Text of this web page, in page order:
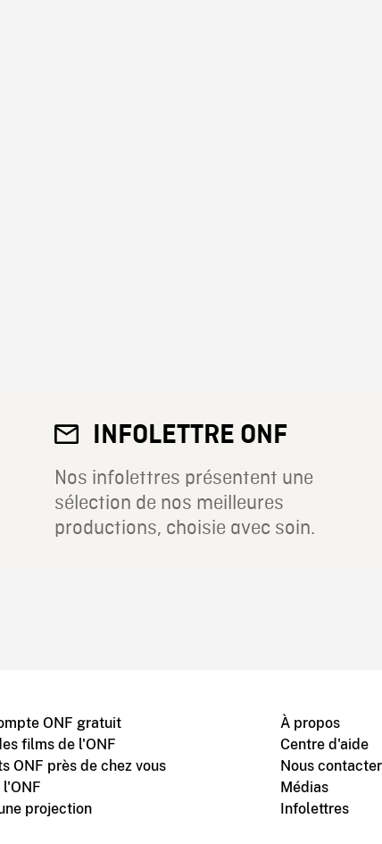
INFOLETTRE ONF
Nos infolettres présentent une
sélection de nos meilleures
productions, choisie avec soin.
ONF gratuit
films de l'ONF
ONF près de chez vous
l'ONF
projection
À propos
Centre d'aide
Nous contacter
Médias
Infolettres